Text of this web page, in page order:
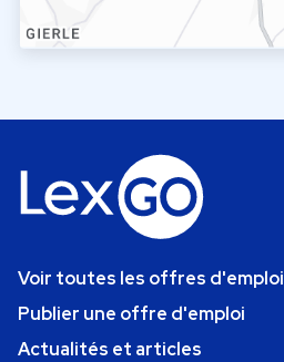
Voir toutes les offres d'emploi
Publier une offre d'emploi
Actualités et articles